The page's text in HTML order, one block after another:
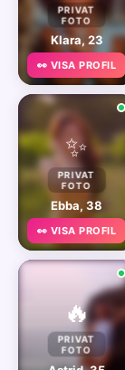
PRIVAT
FOTO
Klara, 23
👀 VISA PROFIL
✨
PRIVAT
FOTO
Ebba, 38
👀 VISA PROFIL
🔥
PRIVAT
FOTO